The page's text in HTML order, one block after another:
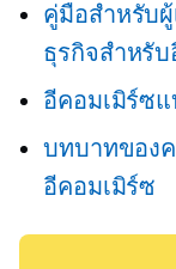
คู่มือสำหรับ
ธุรกิจสำหรั
อีคอมเมิร์ซ
บทบาทของ
อีคอมเมิร์ซ